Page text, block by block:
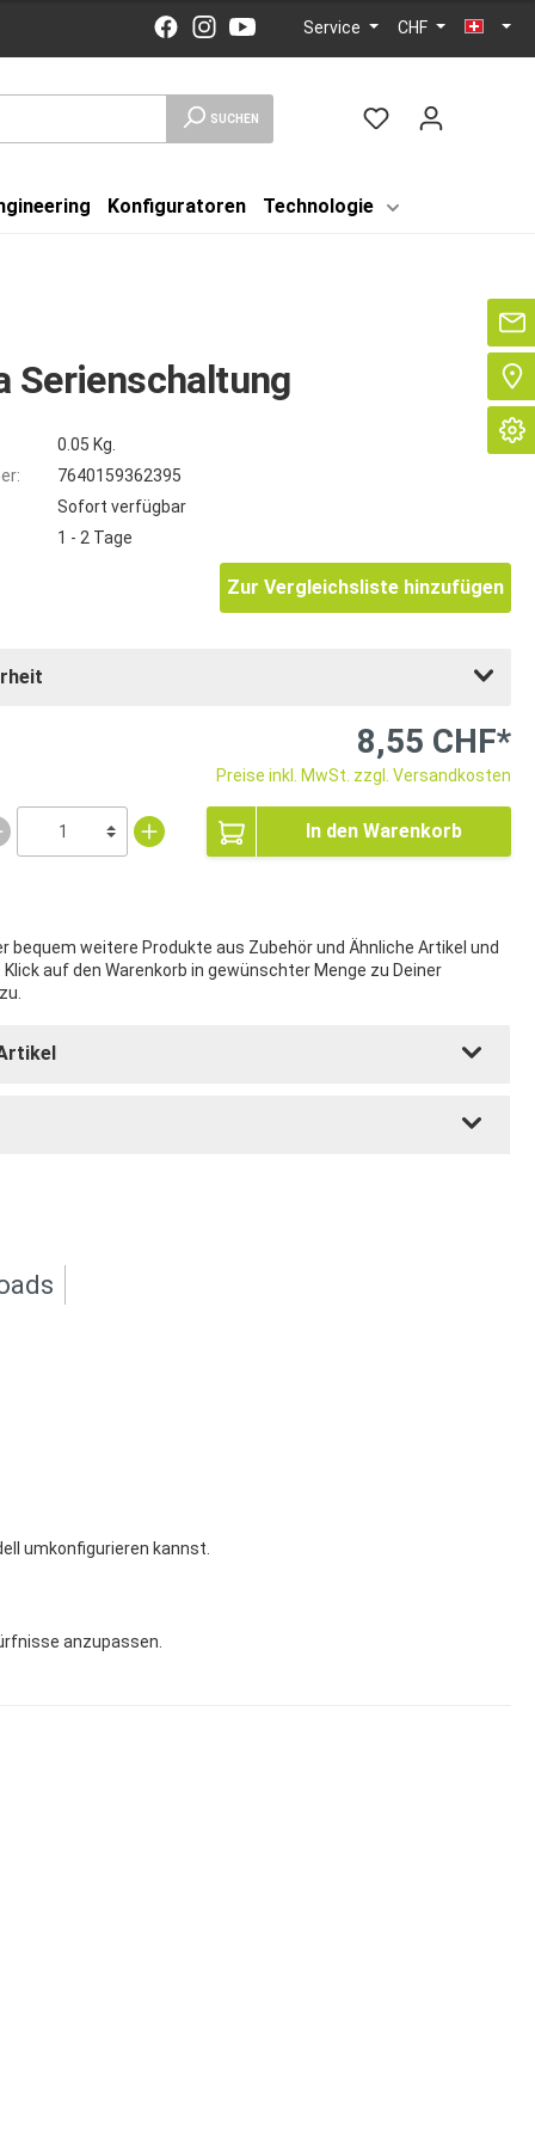
Service CHF
SUCHEN
Konfiguratoren Technologie
Serienschaltung
0.05 Kg.
7640159362395
Sofort verfügbar
1 - 2 Tage
Zur Vergleichsliste hinzufügen
8,55 CHF*
Preise inkl. MwSt. zzgl. Versandkosten
In den Warenkorb
bequem weitere Produkte aus Zubehör und Ähnliche Artikel und
auf den Warenkorb in gewünschter Menge zu Deiner
umkonfigurieren kannst.
anzupassen.